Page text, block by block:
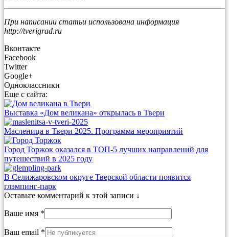
При написании статьи использована информация
http://tverigrad.ru
Вконтакте
Facebook
Twitter
Google+
Одноклассники
Еще с сайта:
Выставка «Дом великана» открылась в Твери
Масленица в Твери 2025. Программа мероприятий
Город Торжок оказался в ТОП-5 лучших направлений для
путешествий в 2025 году
В Селижаровском округе Тверской области появится
глэмпинг-парк
Оставьте комментарий к этой записи ↓
Ваше имя *
Ваш email *